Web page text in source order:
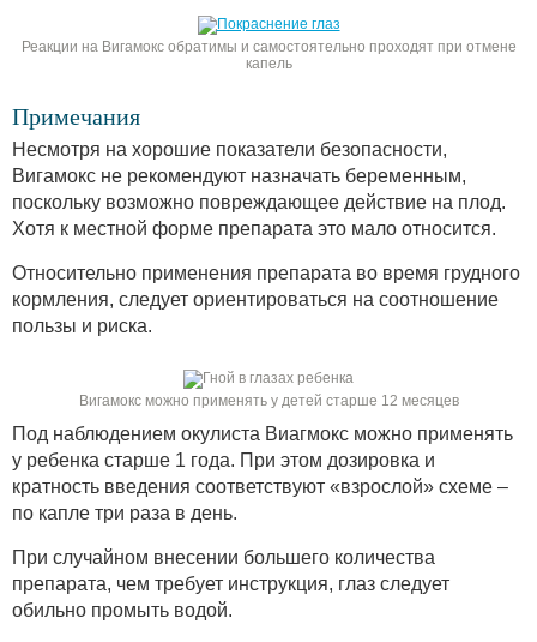
Реакции на Вигамокс обратимы и самостоятельно проходят при отмене
капель
Примечания
Несмотря на хорошие показатели безопасности,
Вигамокс не рекомендуют назначать беременным,
поскольку возможно повреждающее действие на плод.
Хотя к местной форме препарата это мало относится.
Относительно применения препарата во время грудного
кормления, следует ориентироваться на соотношение
пользы и риска.
Вигамокс можно применять у детей старше 12 месяцев
Под наблюдением окулиста Виагмокс можно применять
у ребенка старше 1 года. При этом дозировка и
кратность введения соответствуют «взрослой» схеме –
по капле три раза в день.
При случайном внесении большего количества
препарата, чем требует инструкция, глаз следует
обильно промыть водой.